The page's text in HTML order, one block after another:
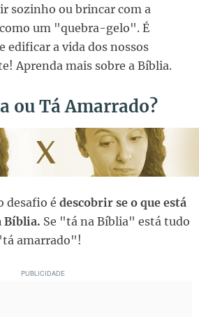
sozinho ou brincar com a
um "quebra-gelo". É
edificar a vida dos nossos
Aprenda mais sobre a Bíblia.
ou Tá Amarrado?
desafio é descobrir se o que está
Bíblia. Se "tá na Bíblia" está tudo
amarrado"!